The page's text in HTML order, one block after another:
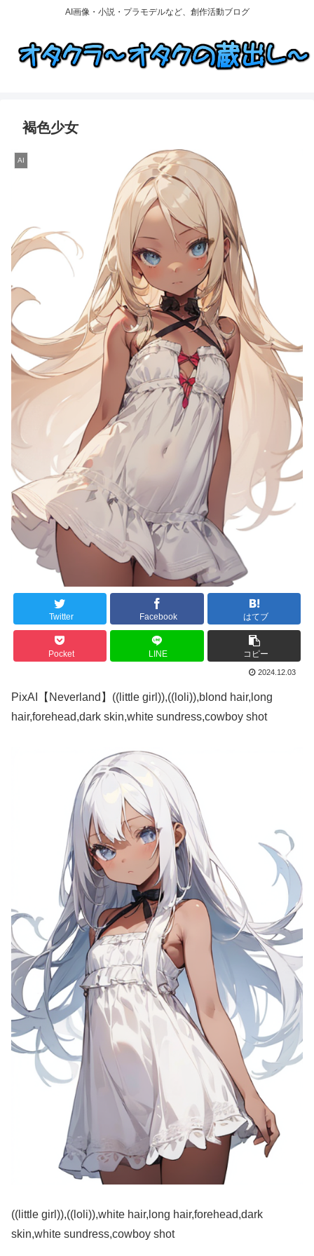
AI画像・小説・プラモデルなど、創作活動ブログ
褐色少女
AI
Twitter Facebook はてブ
Pocket LINE コピー
2024.12.03
PixAI【Neverland】((little girl)),((loli)),blond hair,long
hair,forehead,dark skin,white sundress,cowboy shot
((little girl)),((loli)),white hair,long hair,forehead,dark
skin,white sundress,cowboy shot